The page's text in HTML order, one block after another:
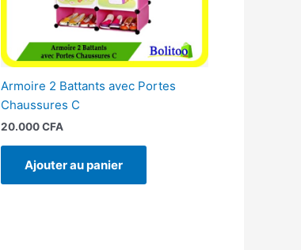
Armoire 2 Battants avec Portes
Chaussures C
20.000CFA
Ajouter au panier